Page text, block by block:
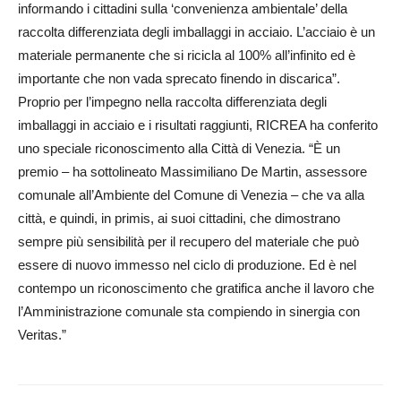
informando i cittadini sulla ‘convenienza ambientale’ della
raccolta differenziata degli imballaggi in acciaio. L’acciaio è un
materiale permanente che si ricicla al 100% all’infinito ed è
importante che non vada sprecato finendo in discarica”.
Proprio per l’impegno nella raccolta differenziata degli
imballaggi in acciaio e i risultati raggiunti, RICREA ha conferito
uno speciale riconoscimento alla Città di Venezia. “È un
premio – ha sottolineato Massimiliano De Martin, assessore
comunale all’Ambiente del Comune di Venezia – che va alla
città, e quindi, in primis, ai suoi cittadini, che dimostrano
sempre più sensibilità per il recupero del materiale che può
essere di nuovo immesso nel ciclo di produzione. Ed è nel
contempo un riconoscimento che gratifica anche il lavoro che
l’Amministrazione comunale sta compiendo in sinergia con
Veritas.”